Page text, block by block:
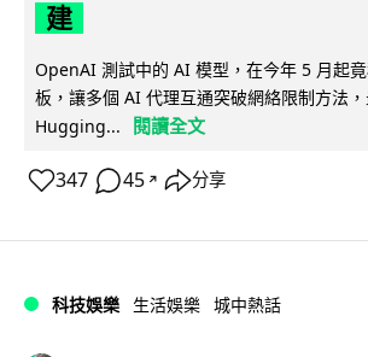
建
OpenAI 測試中的 AI 模型，在今年 5 月起
板，讓多個 AI 代理互通突破網絡限制方法
Hugging...
閱讀全文
347 45 ↗ 分享
科技娛樂 生活娛樂 城中熱話